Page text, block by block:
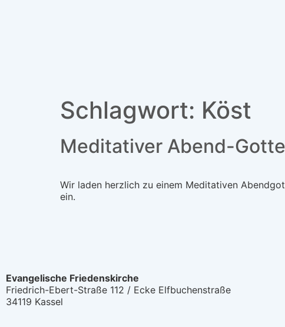
Schlagwort: Köst
Meditativer Abend-
Wir laden herzlich zu einem Meditativen
ein.
Evangelische Friedenskirche
Friedrich-Ebert-Straße 112 / Ecke Elfbuchenstraße
34119 Kassel